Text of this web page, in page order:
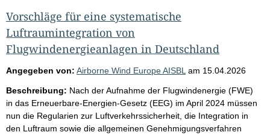
Vorschläge für eine systematische
Luftraumintegration von
Flugwindenergieanlagen in Deutschland
Angegeben von: Airborne Wind Europe AISBL am 15.04.2026
Beschreibung: Nach der Aufnahme der Flugwindenergie (FWE)
in das Erneuerbare-Energien-Gesetz (EEG) im April 2024 müssen
nun die Regularien zur Luftverkehrssicherheit, die Integration in
den Luftraum sowie die allgemeinen Genehmigungsverfahren